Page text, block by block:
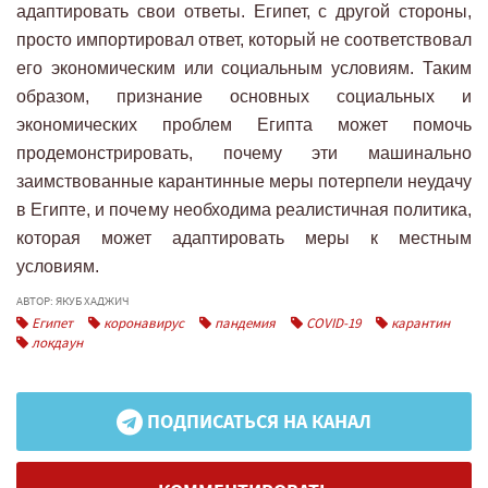
адаптировать свои ответы. Египет, с другой стороны,
просто импортировал ответ, который не соответствовал
его экономическим или социальным условиям. Таким
образом, признание основных социальных и
экономических проблем Египта может помочь
продемонстрировать, почему эти машинально
заимствованные карантинные меры потерпели неудачу
в Египте, и почему необходима реалистичная политика,
которая может адаптировать меры к местным
условиям.
АВТОР: ЯКУБ ХАДЖИЧ
Египет коронавирус пандемия COVID-19
карантин
локдаун
ПОДПИСАТЬСЯ НА КАНАЛ